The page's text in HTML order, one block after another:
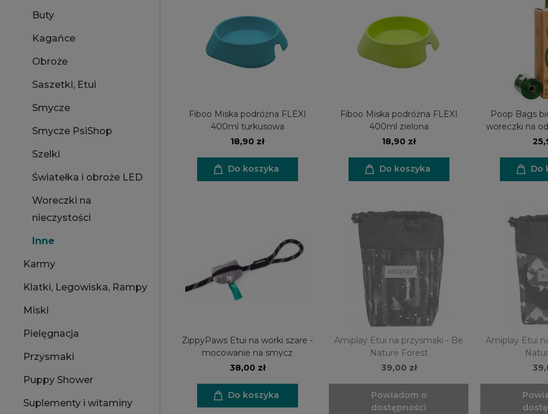
Buty
Kagańce
Obroże
Saszetki, Etui
Smycze
Smycze PsiShop
Szelki
Światełka i obroże LED
Woreczki na
nieczystości
Inne
Karmy
Klatki, Legowiska, Rampy
Miski
Pielęgnacja
Przysmaki
Puppy Shower
Suplementy i witaminy
Fiboo Miska podróżna FLEXI
400ml turkusowa
18,90 zł
Do koszyka
Fiboo Miska podróżna FLEXI
400ml zielona
18,90 zł
Do koszyka
Poop Bags
woreczki na
Do
ZippyPaws Etui na worki szare -
mocowanie na smycz
38,00 zł
Do koszyka
Amiplay Etui na przysmaki - Be
Nature Forest
39,00 zł
Powiadom o
dostępności
Amiplay Etui